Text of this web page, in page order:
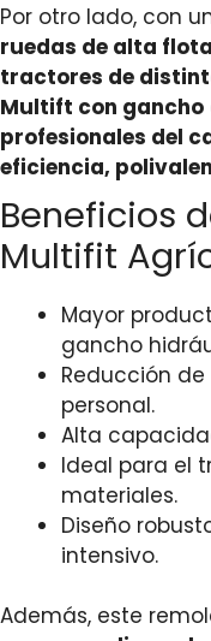
Por otro lado, con
ruedas de alta
tractores de
Multift con gancho
profesionales del
eficiencia,
Beneficios
Multifit
Mayor
gancho
Reducción
personal.
Alta
Ideal para el
materiales.
Diseño
intensivo.
Además, este